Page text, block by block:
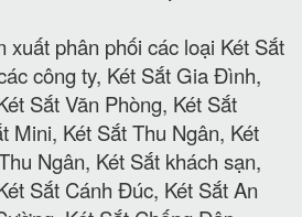
xuất phân phối các loại Két Sắt
công ty, Két Sắt Gia Đình,
Sắt Văn Phòng, Két Sắt
Mini, Két Sắt Thu Ngân, Két
Ngân, Két Sắt khách sạn,
Sắt Cánh Đúc, Két Sắt An